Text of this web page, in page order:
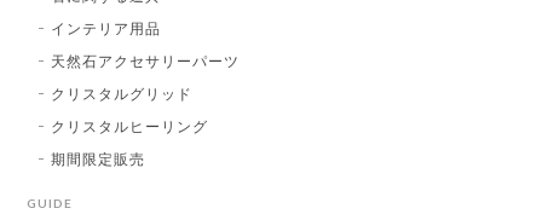
インテリア用品
天然石アクセサリーパーツ
クリスタルグリッド
クリスタルヒーリング
期間限定販売
GUIDE